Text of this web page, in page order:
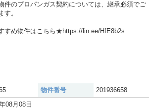
件のプロパンガス契約については、継承必須でご
す。
すめ物件はこちら★https://lin.ee/HfE8b2s
物件番号
201936658
08月08日